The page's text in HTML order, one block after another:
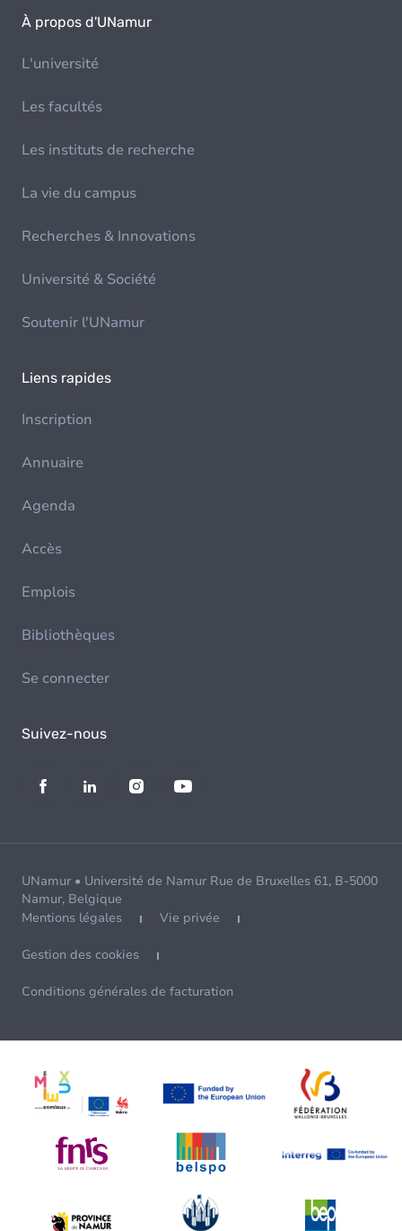
À propos d'UNamur
L'université
Les facultés
Les instituts de recherche
La vie du campus
Recherches & Innovations
Université & Société
Soutenir l'UNamur
Liens rapides
Inscription
Annuaire
Agenda
Accès
Emplois
Bibliothèques
Se connecter
Suivez-nous
UNamur • Université de Namur Rue de Bruxelles 61, B-5000
Namur, Belgique
Mentions légales
Vie privée
Gestion des cookies
Conditions générales de facturation